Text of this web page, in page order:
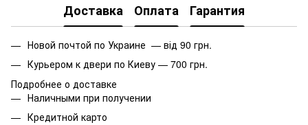
Доставка Оплата Гарантия
Новой почтой по Украине — від 90 грн.
Курьером к двери по Киеву — 700 грн.
Подробнее о доставке
Наличными при получении
Кредитной карто